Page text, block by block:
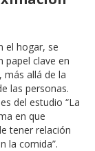
el hogar, se
papel clave en
, más allá de la
las personas.
del estudio “La
en que
tener relación
la comida”.